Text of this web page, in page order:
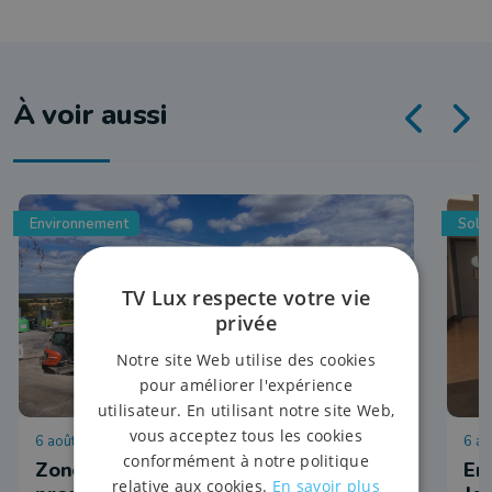
À voir aussi
Environnement
6 août 2026 à 11:38
Zone Idélux : moins de déchets
6
TV Lux respecte votre vie
privée
Notre site Web utilise des cookies
pour améliorer l'expérience
utilisateur. En utilisant notre site Web,
vous acceptez tous les cookies
conformément à notre politique
relative aux cookies. En savoir plus